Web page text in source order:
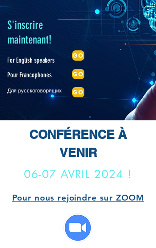
S'inscrire
maintenant!
For English speakers
Pour Francophones
GO
GO
Для русскоговорящих GO
CONFÉRENCE À
VENIR
06-07 AVRIL 2024 !
Pour nous rejoindre sur ZOOM